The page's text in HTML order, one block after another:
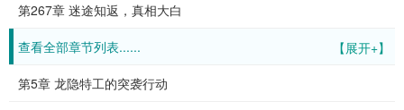
第267章 迷途知返，真相大白
【展开+】
查看全部章节列表......
第5章 龙隐特工的突袭行动